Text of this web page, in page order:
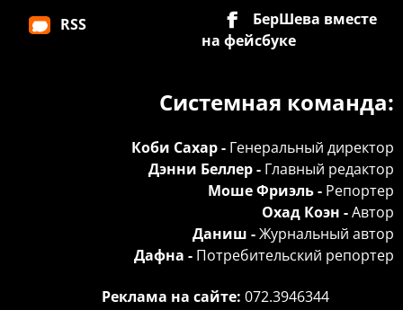
БерШева вместе
на фейсбуке
RSS
Системная команда:
Коби Сахар - Генеральный директор
Дэнни Беллер - Главный редактор
Моше Фриэль - Репортер
Охад Коэн -Автор
Даниш -Журнальный автор
Дафна - Потребительский репортер
Реклама на сайте: 072.3946344